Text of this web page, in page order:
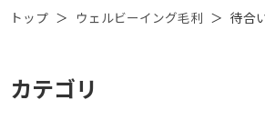
トップ ウェルビーイング毛利 待合
カテゴリ